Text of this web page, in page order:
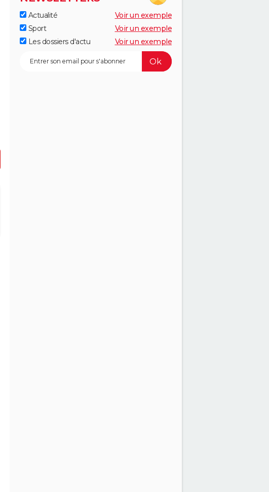
Actualité
Voir un exemple
Sport
Voir un exemple
Les dossiers d'actu
Voir un exemple